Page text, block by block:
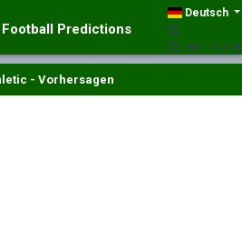
Deutsch
GMT +00:00
Football Predictions
- Vorhersagen